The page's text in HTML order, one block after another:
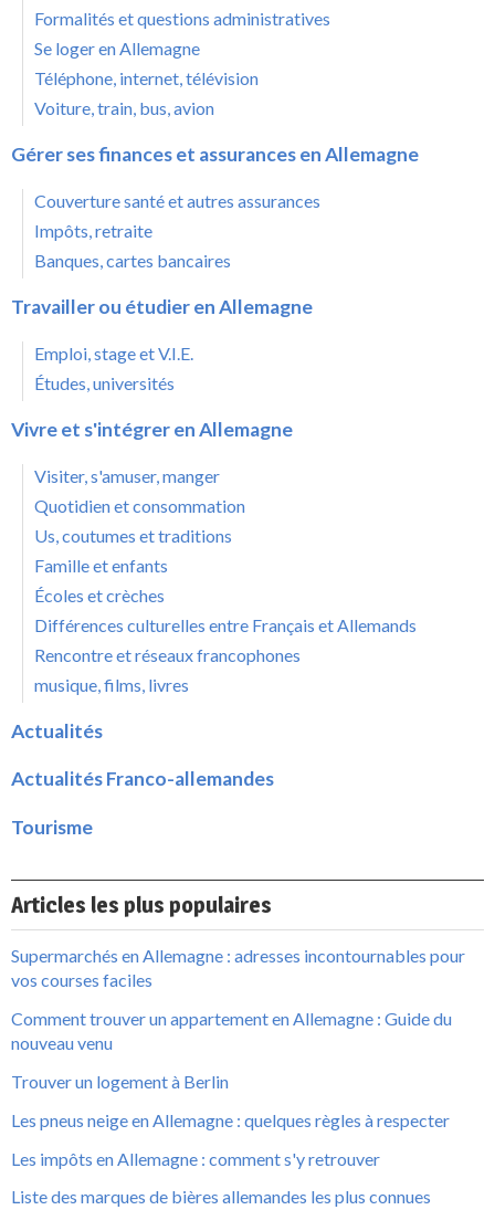
Formalités et questions administratives
Se loger en Allemagne
Téléphone, internet, télévision
Voiture, train, bus, avion
Gérer ses finances et assurances en Allemagne
Couverture santé et autres assurances
Impôts, retraite
Banques, cartes bancaires
Travailler ou étudier en Allemagne
Emploi, stage et V.I.E.
Études, universités
Vivre et s'intégrer en Allemagne
Visiter, s'amuser, manger
Quotidien et consommation
Us, coutumes et traditions
Famille et enfants
Écoles et crèches
Différences culturelles entre Français et Allemands
Rencontre et réseaux francophones
musique, films, livres
Actualités
Actualités Franco-allemandes
Tourisme
Articles les plus populaires
Supermarchés en Allemagne : adresses incontournables pour
vos courses faciles
Comment trouver un appartement en Allemagne : Guide du
nouveau venu
Trouver un logement à Berlin
Les pneus neige en Allemagne : quelques règles à respecter
Les impôts en Allemagne : comment s'y retrouver
Liste des marques de bières allemandes les plus connues